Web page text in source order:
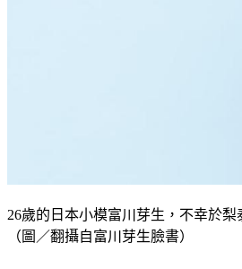
26歲的日本小模富川芽生，不幸於梨
（圖／翻攝自富川芽生臉書）